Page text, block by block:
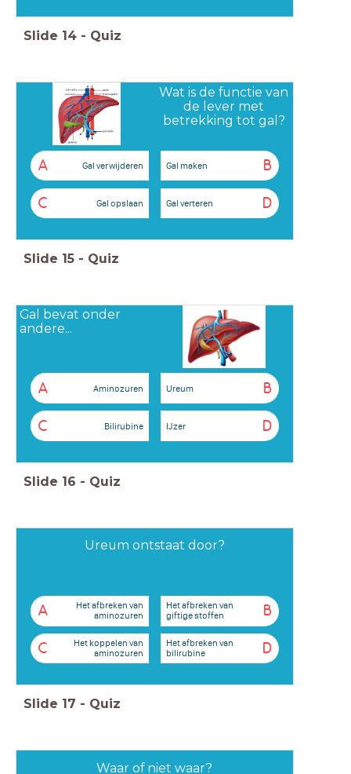
Slide 14 - Quiz
Wat is de functie van
de lever met
betrekking tot gal?
A Gal verwijderen B
Gal maken
C Gal opslaan D
Gal verteren
Slide 15 - Quiz
Gal bevat onder
andere...
A Aminozuren B
Ureum
C Bilirubine D
IJzer
Slide 16 - Quiz
Ureum ontstaat door?
A
Het afbreken van
aminozuren
B
Het afbreken van
giftige stoffen
C
Het koppelen van
aminozuren
D
Het afbreken van
bilirubine
Slide 17 - Quiz
Waar of niet waar?